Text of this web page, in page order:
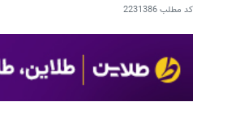
کد مطلب2231386